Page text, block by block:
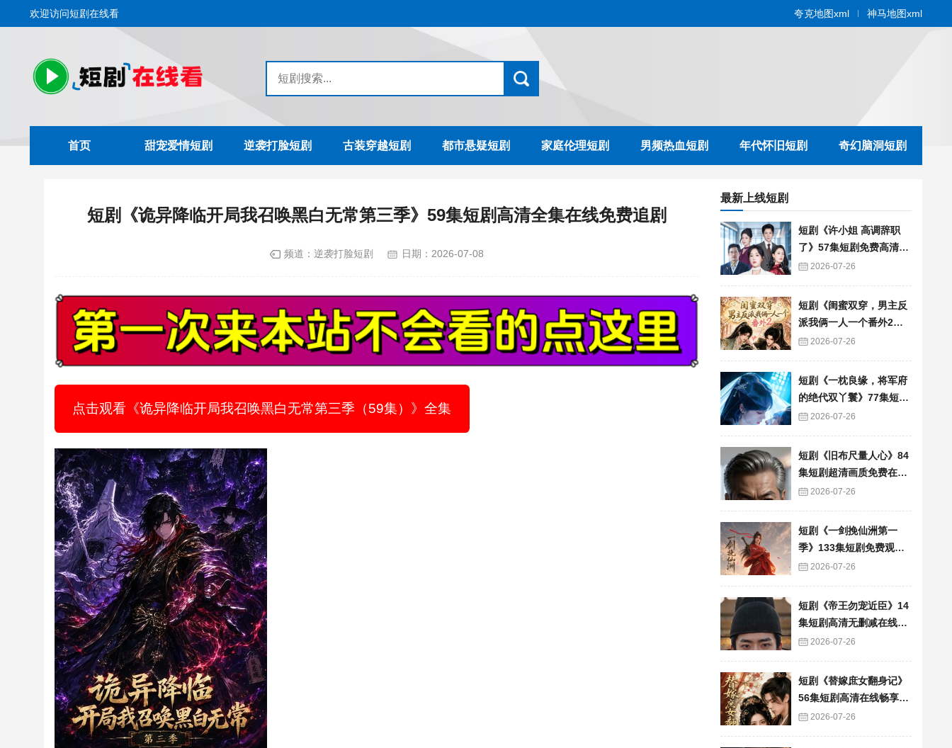
欢迎访问短剧在线看 夸克地图xml 神马地图xml
首页 甜宠爱情短剧 逆袭打脸短剧 古装穿越短剧 都市悬疑短剧 家庭伦理短剧 男频热血短剧 年代怀旧短剧 奇幻脑洞短剧
短剧《诡异降临开局我召唤黑白无常第三季》59集短剧高清全集在线免费追剧
频道： 逆袭打脸短剧 日期： 2026-07-08
点击观看《诡异降临开局我召唤黑白无常第三季（59集）》全集
最新上线短剧
短剧《许小姐 高调辞职
了》57集短剧免费高清在
线播放
2026-07-26
短剧《闺蜜双穿，男主反
派我俩一人一个番外2》6
0集短剧高清完整版免费
2026-07-26
短剧《一枕良缘，将军府
的绝代双丫鬟》77集短剧
完整版免费畅享
2026-07-26
短剧《旧布尺量人心》84
集短剧超清画质免费在线
追 2026-07-26
短剧《一剑挽仙洲第一
季》133集短剧免费观看
完整版资源
2026-07-26
短剧《帝王勿宠近臣》14
集短剧高清无删减在线观
看 2026-07-26
短剧《替嫁庶女翻身记》
56集短剧高清在线畅享全
集 2026-07-26